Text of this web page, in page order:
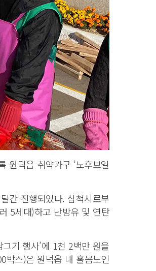
원덕읍 취약가구 ‘노후보일
간 진행되었다. 삼척시로부
5세대)하고 난방유 및 연탄
기 행사’에 1천 2백만 원을
스)은 원덕읍 내 홀몸노인